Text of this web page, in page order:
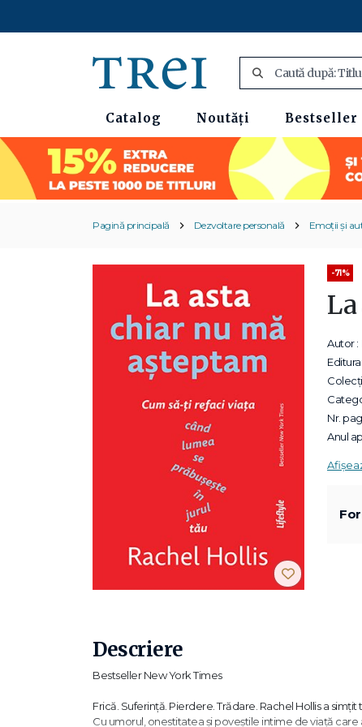
Catalog Noutăți Bestseller
Pagină principală Dezvoltare personală Emoții și
-71%
Autor :
Editura:
Nr.
Anul
Descriere
Bestseller New York Times
Frică. Suferință. Pierdere. Trădare. Rachel Hollis a
Cu umorul, onestitatea și poveștile intime de viață